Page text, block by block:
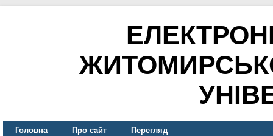
Головна Про сайт Перегляд